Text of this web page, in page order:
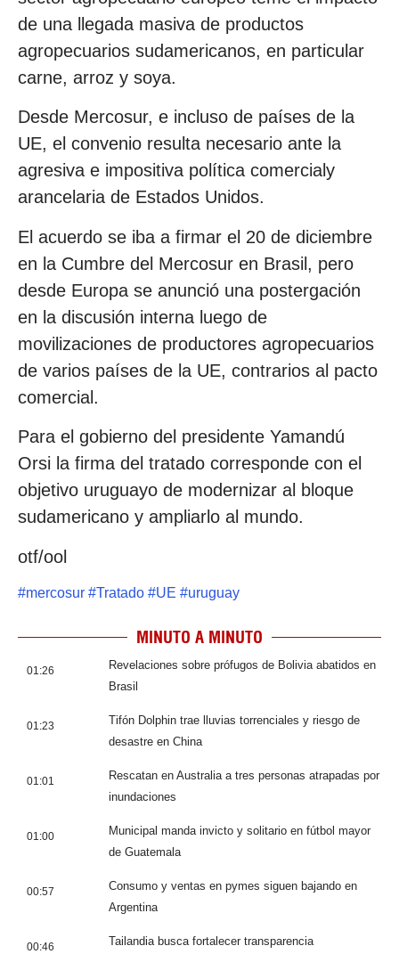
de una llegada masiva de productos
agropecuarios sudamericanos, en particular
carne, arroz y soya.
Desde Mercosur, e incluso de países de la
UE, el convenio resulta necesario ante la
agresiva e impositiva política comercialy
arancelaria de Estados Unidos.
El acuerdo se iba a firmar el 20 de diciembre
en la Cumbre del Mercosur en Brasil, pero
desde Europa se anunció una postergación
en la discusión interna luego de
movilizaciones de productores agropecuarios
de varios países de la UE, contrarios al pacto
comercial.
Para el gobierno del presidente Yamandú
Orsi la firma del tratado corresponde con el
objetivo uruguayo de modernizar al bloque
sudamericano y ampliarlo al mundo.
otf/ool
#mercosur #Tratado #UE #uruguay
MINUTO A MINUTO
01:26
Revelaciones sobre prófugos de Bolivia abatidos en
Brasil
01:23
Tifón Dolphin trae lluvias torrenciales y riesgo de
desastre en China
01:01
Rescatan en Australia a tres personas atrapadas por
inundaciones
01:00
Municipal manda invicto y solitario en fútbol mayor
de Guatemala
00:57
Consumo y ventas en pymes siguen bajando en
Argentina
00:46
Tailandia busca fortalecer transparencia